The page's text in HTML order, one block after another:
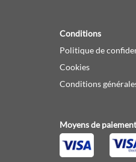
Conditions
Politique de
Cookies
Conditions
Moyens de